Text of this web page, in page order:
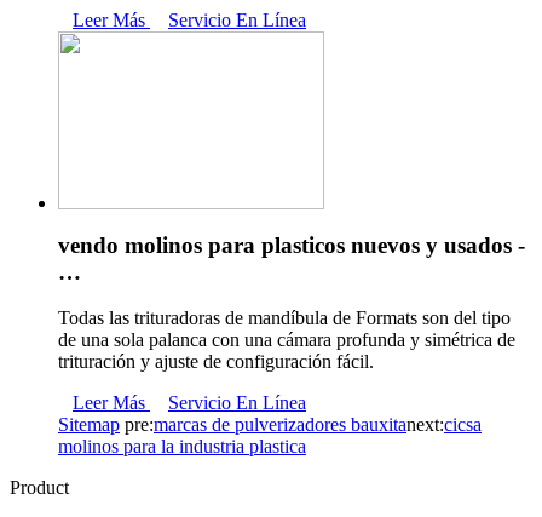
Leer Más
Servicio En Línea
vendo molinos para plasticos nuevos y usados -
…
Todas las trituradoras de mandíbula de Formats son del tipo
de una sola palanca con una cámara profunda y simétrica de
trituración y ajuste de configuración fácil.
Leer Más
Servicio En Línea
Sitemap pre:marcas de pulverizadores bauxitanext:cicsa
molinos para la industria plastica
Product